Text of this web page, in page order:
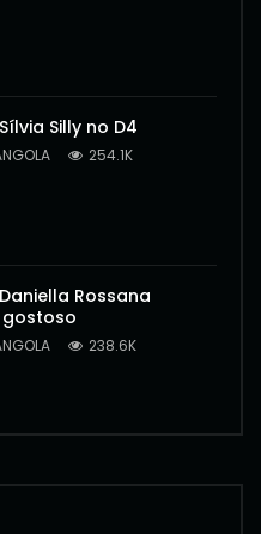
Silly no D4
254.1K
Rossana
238.6K